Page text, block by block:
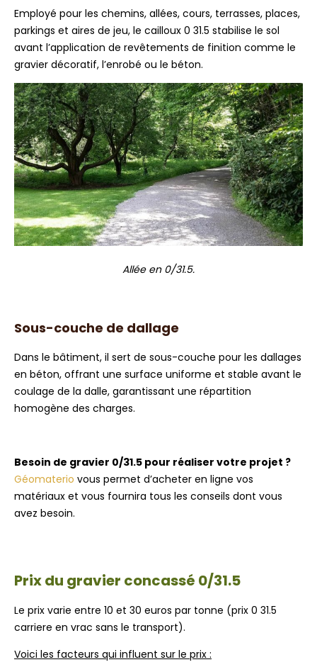
Employé pour les chemins, allées, cours, terrasses, places,
parkings et aires de jeu, le cailloux 0 31.5 stabilise le sol
avant l’application de revêtements de finition comme le
gravier décoratif, l’enrobé ou le béton.
Allée en 0/31.5.
Sous-couche de dallage
Dans le bâtiment, il sert de sous-couche pour les dallages
en béton, offrant une surface uniforme et stable avant le
coulage de la dalle, garantissant une répartition
homogène des charges.
Besoin de gravier 0/31.5 pour réaliser votre projet ?
Géomaterio vous permet d’acheter en ligne vos
matériaux et vous fournira tous les conseils dont vous
avez besoin.
Prix du gravier concassé 0/31.5
Le prix varie entre 10 et 30 euros par tonne (prix 0 31.5
carriere en vrac sans le transport).
Voici les facteurs qui influent sur le prix :